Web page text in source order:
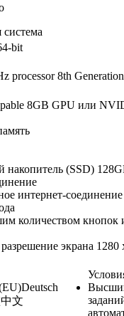
bit
processor 8th
8GB GPU или
накопитель (SSD)
интернет-соединение
количеством кнопок
экрана 1280
Deutsch
文